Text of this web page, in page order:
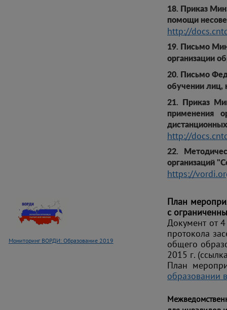
18. Приказ
помощи
http://
19. Письмо
организации
20. Письмо
обучении лиц,
21. Приказ
применения
http://
22.
организаций
https://
План
с
Документ от
протокола
общего
2015 г.
План
образовании
Мониторинг ВОРДИ: Образование 2019